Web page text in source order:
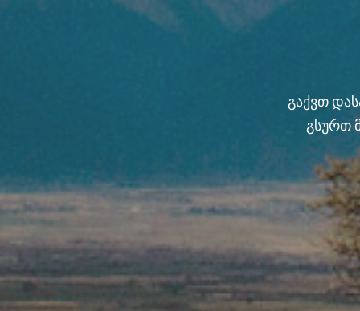
გაქვთ
გსურთ